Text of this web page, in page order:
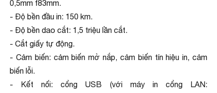
0,5mm f83mm.
- Độ bền đầu in: 150 km.
- Độ bền dao cắt: 1,5 triệu lần cắt.
- Cắt giấy tự động.
- Cảm biến: cảm biến mở nắp, cảm biến tín hiệu in, cảm
biến lỗi.
- Kết nối: cổng USB (với máy in cổng LAN: